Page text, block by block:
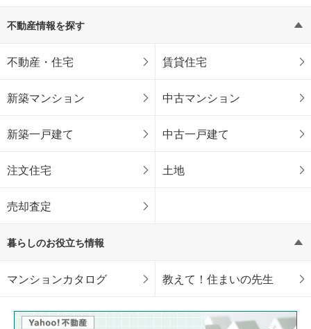
不動産情報を探す
不動産・住宅 賃貸住宅
新築マンション 中古マンション
新築一戸建て 中古一戸建て
注文住宅 土地
売却査定
暮らしのお役立ち情報
マンションカタログ 教えて！住まいの先生